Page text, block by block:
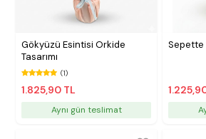
Gökyüzü Esintisi Orkide
Tasarımı
(1)
1.825,90 TL
Aynı gün teslimat
Sepette